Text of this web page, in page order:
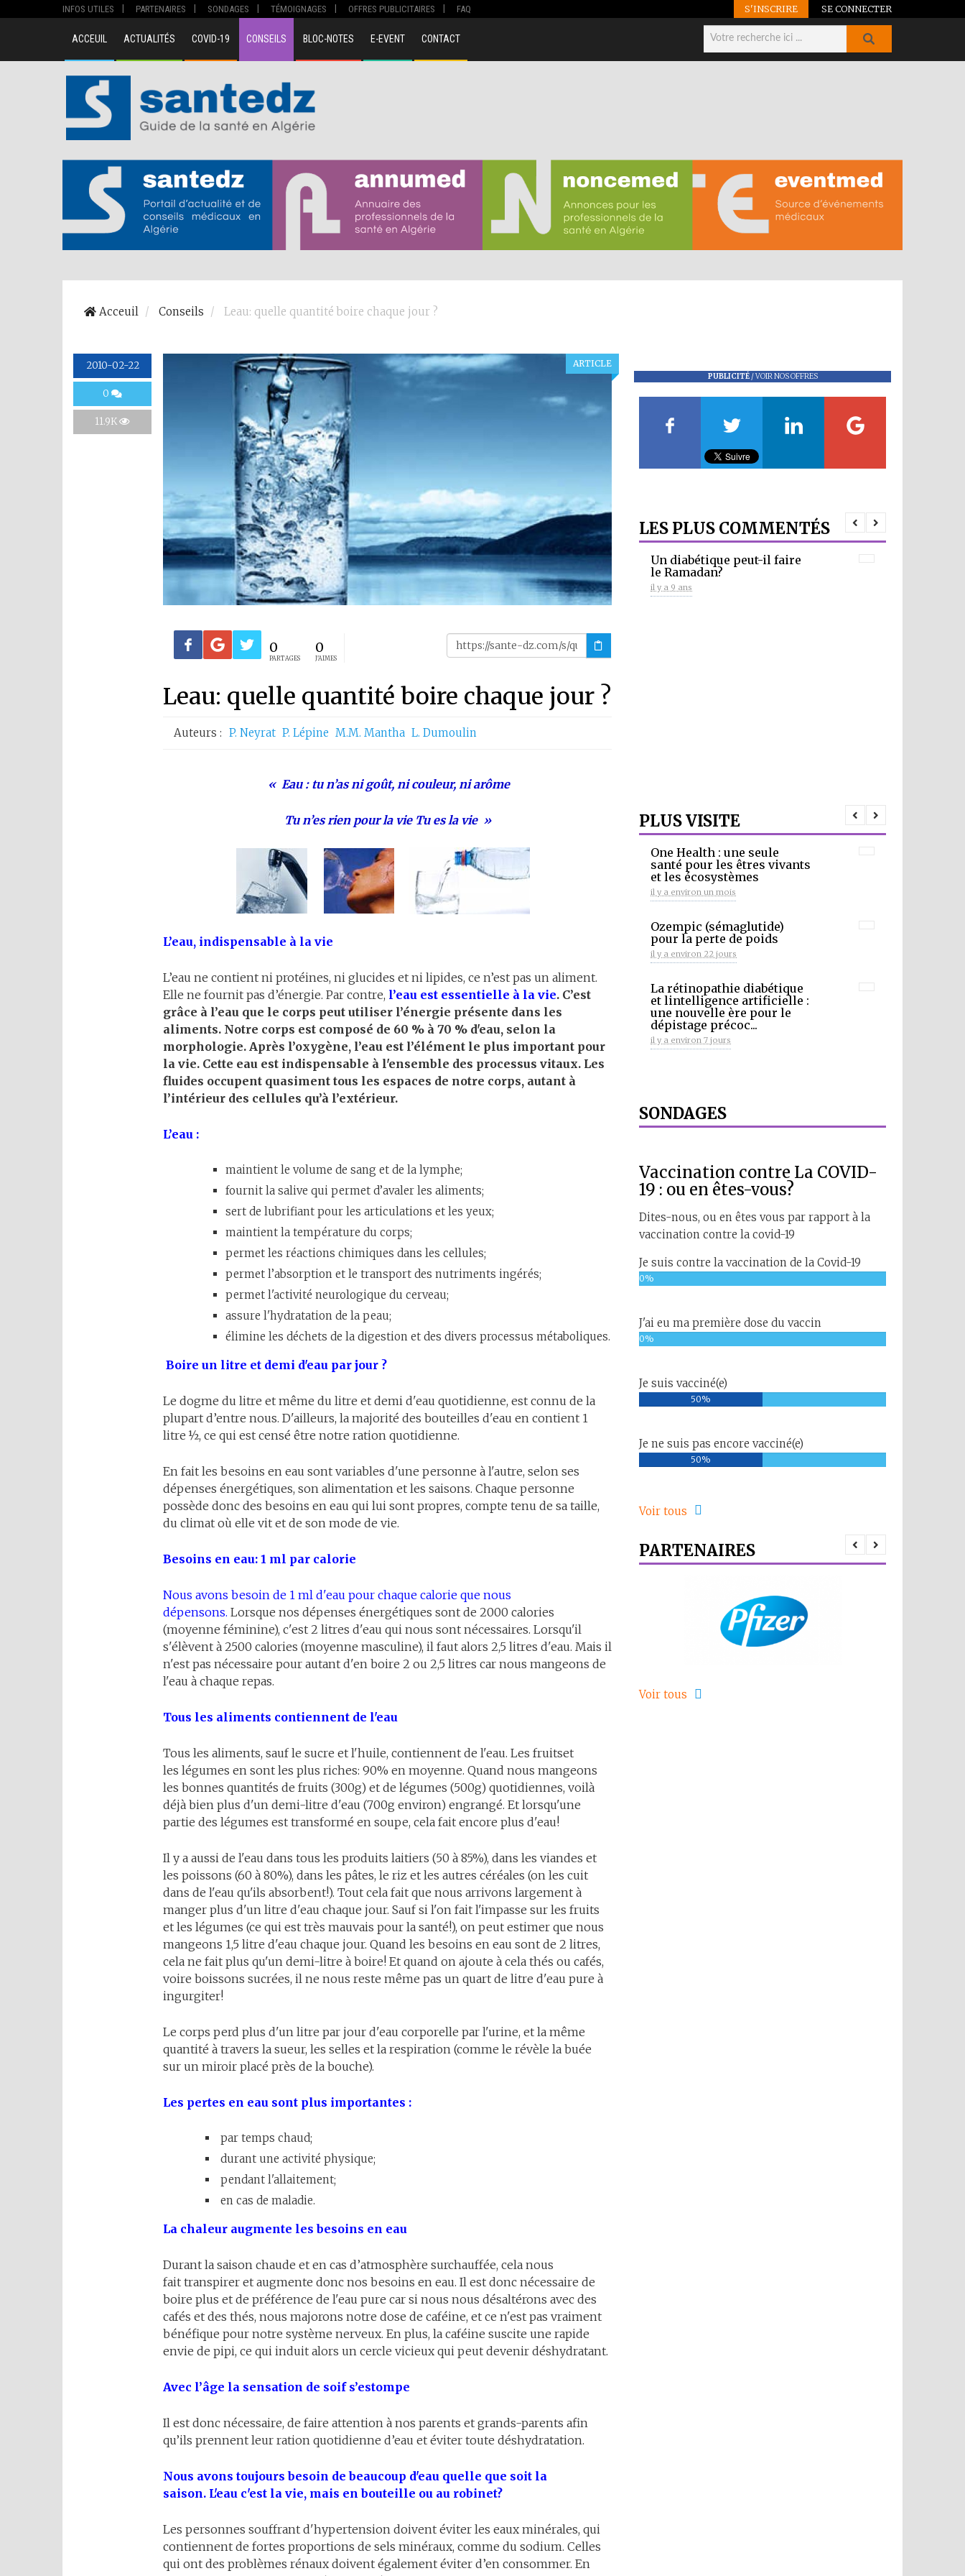
INFOS UTILES PARTENAIRES SONDAGES TÉMOIGNAGES OFFRES PUBLICITAIRES FAQ S'INSCRIRE SE CONNECTER
ACCEUIL ACTUALITÉS COVID-19 CONSEILS BLOC-NOTES E-EVENT CONTACT
Acceuil Conseils Leau: quelle quantité boire chaque jour ?
2010-02-22
0
11.9K
ARTICLE
0
PARTAGES
0
J'AIMES
Leau: quelle quantité boire chaque jour ?
Auteurs : P. Neyrat P. Lépine M.m. Mantha L. Dumoulin
« Eau : tu n’as ni goût, ni couleur, ni arôme
Tu n’es rien pour la vie Tu es la vie »
L’eau, indispensable à la vie
L’eau ne contient ni protéines, ni glucides et ni lipides, ce n’est pas un aliment.
Elle ne fournit pas d’énergie. Par contre, l’eau est essentielle à la vie. C’est
grâce à l’eau que le corps peut utiliser l’énergie présente dans les
aliments. Notre corps est composé de 60 % à 70 % d'eau, selon la
morphologie. Après l’oxygène, l’eau est l’élément le plus important pour
la vie. Cette eau est indispensable à l'ensemble des processus vitaux. Les
fluides occupent quasiment tous les espaces de notre corps, autant à
l’intérieur des cellules qu’à l’extérieur.
L’eau :
maintient le volume de sang et de la lymphe;
fournit la salive qui permet d’avaler les aliments;
sert de lubrifiant pour les articulations et les yeux;
maintient la température du corps;
permet les réactions chimiques dans les cellules;
permet l’absorption et le transport des nutriments ingérés;
permet l'activité neurologique du cerveau;
assure l'hydratation de la peau;
élimine les déchets de la digestion et des divers processus métaboliques.
Boire un litre et demi d'eau par jour ?
Le dogme du litre et même du litre et demi d'eau quotidienne, est connu de la
plupart d’entre nous. D'ailleurs, la majorité des bouteilles d'eau en contient 1
litre ½, ce qui est censé être notre ration quotidienne.
En fait les besoins en eau sont variables d'une personne à l'autre, selon ses
dépenses énergétiques, son alimentation et les saisons. Chaque personne
possède donc des besoins en eau qui lui sont propres, compte tenu de sa taille,
du climat où elle vit et de son mode de vie.
Besoins en eau: 1 ml par calorie
Nous avons besoin de 1 ml d'eau pour chaque calorie que nous
dépensons. Lorsque nos dépenses énergétiques sont de 2000 calories
(moyenne féminine), c'est 2 litres d'eau qui nous sont nécessaires. Lorsqu'il
s'élèvent à 2500 calories (moyenne masculine), il faut alors 2,5 litres d'eau. Mais il
n'est pas nécessaire pour autant d'en boire 2 ou 2,5 litres car nous mangeons de
l'eau à chaque repas.
Tous les aliments contiennent de l'eau
Tous les aliments, sauf le sucre et l'huile, contiennent de l'eau. Les fruitset
les légumes en sont les plus riches: 90% en moyenne. Quand nous mangeons
les bonnes quantités de fruits (300g) et de légumes (500g) quotidiennes, voilà
déjà bien plus d'un demi-litre d'eau (700g environ) engrangé. Et lorsqu'une
partie des légumes est transformé en soupe, cela fait encore plus d'eau!
Il y a aussi de l'eau dans tous les produits laitiers (50 à 85%), dans les viandes et
les poissons (60 à 80%), dans les pâtes, le riz et les autres céréales (on les cuit
dans de l'eau qu'ils absorbent!). Tout cela fait que nous arrivons largement à
manger plus d'un litre d'eau chaque jour. Sauf si l'on fait l'impasse sur les fruits
et les légumes (ce qui est très mauvais pour la santé!), on peut estimer que nous
mangeons 1,5 litre d'eau chaque jour. Quand les besoins en eau sont de 2 litres,
cela ne fait plus qu'un demi-litre à boire! Et quand on ajoute à cela thés ou cafés,
voire boissons sucrées, il ne nous reste même pas un quart de litre d'eau pure à
ingurgiter!
Le corps perd plus d'un litre par jour d'eau corporelle par l'urine, et la même
quantité à travers la sueur, les selles et la respiration (comme le révèle la buée
sur un miroir placé près de la bouche).
Les pertes en eau sont plus importantes :
par temps chaud;
durant une activité physique;
pendant l'allaitement;
en cas de maladie.
La chaleur augmente les besoins en eau
Durant la saison chaude et en cas d’atmosphère surchauffée, cela nous
fait transpirer et augmente donc nos besoins en eau. Il est donc nécessaire de
boire plus et de préférence de l'eau pure car si nous nous désaltérons avec des
cafés et des thés, nous majorons notre dose de caféine, et ce n'est pas vraiment
bénéfique pour notre système nerveux. En plus, la caféine suscite une rapide
envie de pipi, ce qui induit alors un cercle vicieux qui peut devenir déshydratant.
Avec l’âge la sensation de soif s’estompe
Il est donc nécessaire, de faire attention à nos parents et grands-parents afin
qu’ils prennent leur ration quotidienne d’eau et éviter toute déshydratation.
Nous avons toujours besoin de beaucoup d'eau quelle que soit la
saison. L'eau c'est la vie, mais en bouteille ou au robinet?
Les personnes souffrant d'hypertension doivent éviter les eaux minérales, qui
contiennent de fortes proportions de sels minéraux, comme du sodium. Celles
qui ont des problèmes rénaux doivent également éviter d’en consommer. En
PUBLICITÉ/VOIR NOS OFFRES
LES PLUS COMMENTÉS
Un diabétique peut-il faire
le Ramadan?
il y a 9 ans
PLUS VISITE
One Health : une seule
santé pour les êtres vivants
et les écosystèmes
il y a environ un mois
Ozempic (sémaglutide)
pour la perte de poids
il y a environ 22 jours
La rétinopathie diabétique
et lintelligence artificielle :
une nouvelle ère pour le
dépistage précoc...
il y a environ 7 jours
SONDAGES
Vaccination contre La COVID-
19 : ou en êtes-vous?
Dites-nous, ou en êtes vous par rapport à la
vaccination contre la covid-19
Je suis contre la vaccination de la Covid-19
0%
J'ai eu ma première dose du vaccin
0%
Je suis vacciné(e)
50%
Je ne suis pas encore vacciné(e)
50%
Voir tous
PARTENAIRES
Voir tous